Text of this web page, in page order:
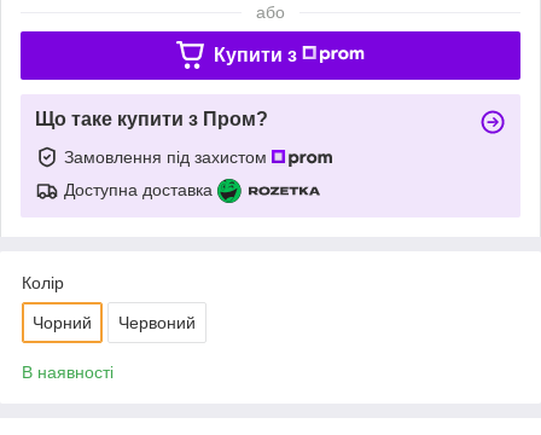
або
Купити з
Що таке купити з Пром?
Замовлення під захистом
Доступна доставка
Колір
Чорний Червоний
В наявності